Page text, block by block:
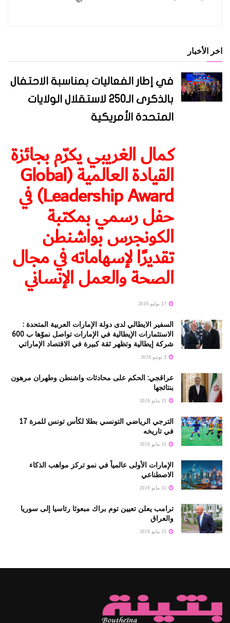
اخر الأخبار
في إطار الفعاليات بمناسبة الاحتفال
بالذكرى الـ250 لاستقلال الولايات
المتحدة الأمريكية
كمال الغريبي يكرّم بجائزة
القيادة العالمية (Global
Leadership Award) في
حفل رسمي بمكتبة
الكونجرس بواشنطن
تقديرًا لإسهاماته في مجال
الصحة والعمل الإنساني
السفير الايطالي لدى دولة الإمارات العربية المتحدة :
الاستثمارات الإيطالية في الإمارات تواصل نموّها ب 600
شركة إيطالية وتظهر ثقة كبيرة في الاقتصاد الإماراتي
عراقجي: الحكم على محادثات واشنطن وطهران مرهون
بنتائجها
الترجي الرياضي التونسي بطلا لكأس تونس للمرة 17
في تاريخه
الإمارات الأولى عالمياً في نمو تركز مواهب الذكاء
الاصطناعي
ترامب يعلن تعيين توم براك مبعوثا رئاسيا إلى سوريا
والعراق